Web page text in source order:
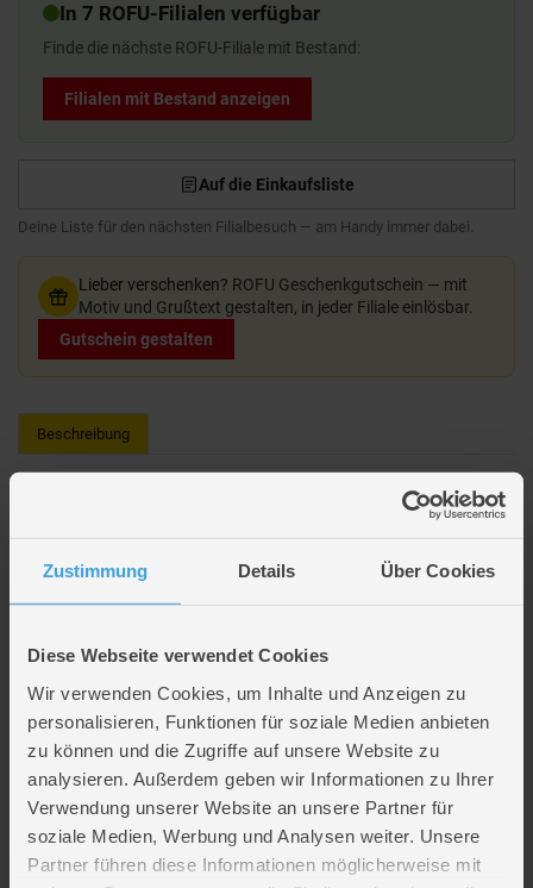
Zustimmung Details Über Cookies
Diese Webseite verwendet Cookies
Wir verwenden Cookies, um Inhalte und Anzeigen zu
personalisieren, Funktionen für soziale Medien anbieten
zu können und die Zugriffe auf unsere Website zu
analysieren. Außerdem geben wir Informationen zu Ihrer
Verwendung unserer Website an unsere Partner für
soziale Medien, Werbung und Analysen weiter. Unsere
Partner führen diese Informationen möglicherweise mit
In 7 ROFU-Filialen verfügbar
Finde die nächste ROFU-Filiale mit Bestand:
Filialen mit Bestand anzeigen
Auf die Einkaufsliste
Deine Liste für den nächsten Filialbesuch — am Handy immer dabei.
Lieber verschenken? ROFU Geschenkgutschein — mit
Motiv und Grußtext gestalten, in jeder Filiale einlösbar.
Gutschein gestalten
Beschreibung
Lieferumfang: 1 x Luftmatratze
Design: Gabby's Dollhouse
Artikelmerkmale
Material
Kunststoff
Altersempfehlung
ab 3 Jahre
Verpackungsmaße
Länge ca. 18,3 cm